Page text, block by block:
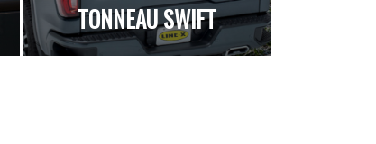
TONNEAU SWIFT